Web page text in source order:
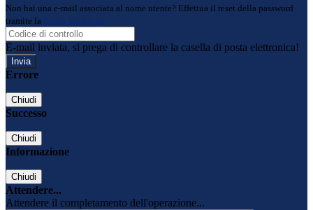
Non hai una e-mail associata al nome utente? Effettua il reset della password
tramite la
Login Spaggiari
E-mail inviata, si prega di controllare la casella di posta elettronica!
Errore
Chiudi
Successo
Chiudi
Informazione
Chiudi
Attendere...
Attendere il completamento dell'operazione...